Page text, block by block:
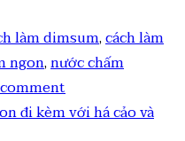
làm dimsum,cách làm
ngon,nước chấm